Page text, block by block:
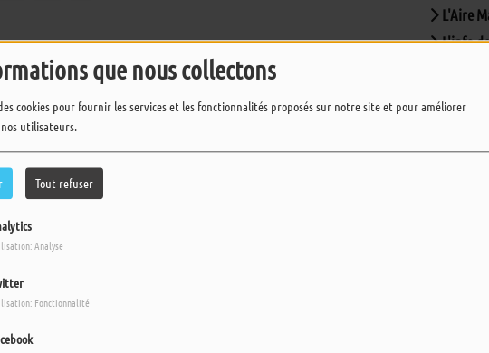
que nous collectons
cookies pour fournir les services et les fonctionnalités proposés sur notre site et pour améliorer
utilisateurs.
Tout refuser
Analyse
Fonctionnalité
L'Aire
L'info
La
La
Le
Les
Oh y'a
Penser
Phil's